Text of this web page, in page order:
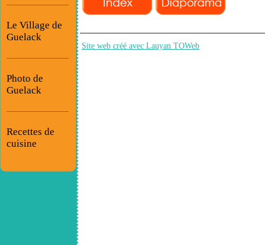
Le Village de
Guelack
Photo de
Guelack
Recettes de
cuisine
Site web créé avec Lauyan TOWeb